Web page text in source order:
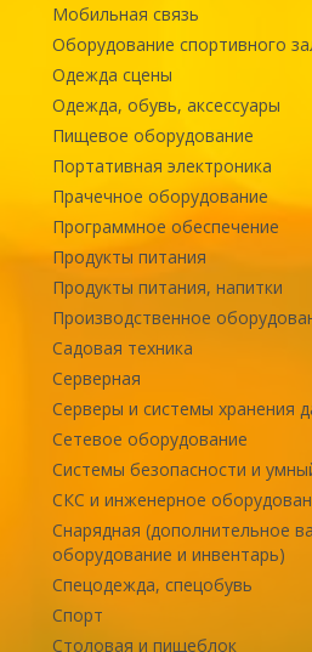
Мобильная связь
Оборудование спортивного
Одежда сцены
Одежда, обувь, аксессуары
Пищевое оборудование
Портативная электроника
Прачечное оборудование
Программное обеспечение
Продукты питания
Продукты питания, напитки
Производственное
Садовая техника
Серверная
Серверы и системы хранения
Сетевое оборудование
Системы безопасности и
СКС и инженерное
Снарядная (дополнительное
оборудование и инвентарь)
Спецодежда, спецобувь
Спорт
Столовая и пищеблок